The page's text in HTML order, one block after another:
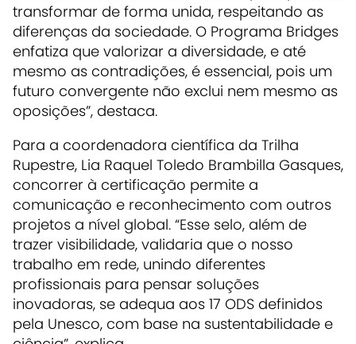
transformar de forma unida, respeitando as
diferenças da sociedade. O Programa Bridges
enfatiza que valorizar a diversidade, e até
mesmo as contradições, é essencial, pois um
futuro convergente não exclui nem mesmo as
oposições”, destaca.
Para a coordenadora científica da Trilha
Rupestre, Lia Raquel Toledo Brambilla Gasques,
concorrer à certificação permite a
comunicação e reconhecimento com outros
projetos a nível global. “Esse selo, além de
trazer visibilidade, validaria que o nosso
trabalho em rede, unindo diferentes
profissionais para pensar soluções
inovadoras, se adequa aos 17 ODS definidos
pela Unesco, com base na sustentabilidade e